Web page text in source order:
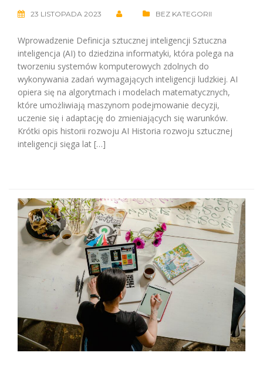
23 LISTOPADA 2023 BEZ KATEGORII
Wprowadzenie Definicja sztucznej inteligencji Sztuczna
inteligencja (AI) to dziedzina informatyki, która polega na
tworzeniu systemów komputerowych zdolnych do
wykonywania zadań wymagających inteligencji ludzkiej. AI
opiera się na algorytmach i modelach matematycznych,
które umożliwiają maszynom podejmowanie decyzji,
uczenie się i adaptację do zmieniających się warunków.
Krótki opis historii rozwoju AI Historia rozwoju sztucznej
inteligencji sięga lat […]